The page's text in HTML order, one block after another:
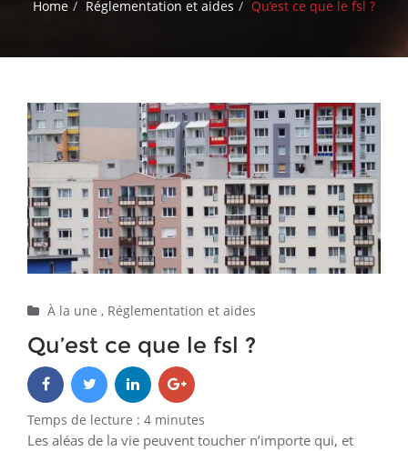
Home Réglementation et aides Qu’est ce que le fsl ?
À la une , Réglementation et aides
Qu’est ce que le fsl ?
Temps de lecture : 4 minutes
Les aléas de la vie peuvent toucher n’importe qui, et